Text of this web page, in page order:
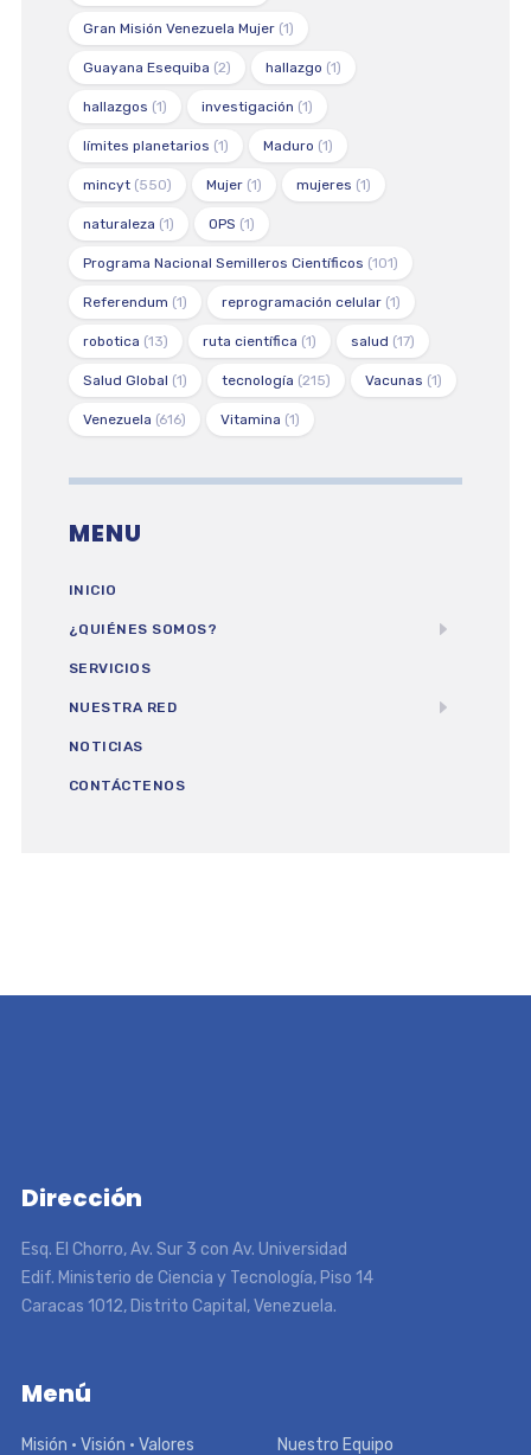
Gran Misión Venezuela Mujer(1)
Guayana Esequiba (2) hallazgo (1)
hallazgos (1) investigación (1)
límites planetarios (1) Maduro (1)
mincyt(550) Mujer(1) mujeres (1)
naturaleza (1) OPS (1)
Programa Nacional Semilleros Científicos (101)
Referendum (1) reprogramación celular(1)
robotica (13) ruta científica (1) salud (17)
Salud Global (1) tecnología (215) Vacunas (1)
Venezuela (616) Vitamina (1)
MENU
INICIO
¿QUIÉNES SOMOS?
SERVICIOS
NUESTRA RED
NOTICIAS
CONTÁCTENOS
Dirección
Esq. El Chorro, Av. Sur 3 con Av. Universidad
Edif. Ministerio de Ciencia y Tecnología, Piso 14
Caracas 1012, Distrito Capital, Venezuela.
Menú
Misión • Visión • Valores Nuestro Equipo